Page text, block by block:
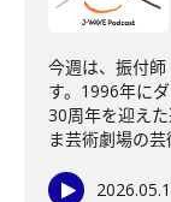
今週は、振付
す。1996年に
30周年を迎え
ま芸術劇場の